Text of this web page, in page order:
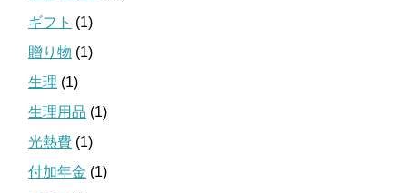
ギフト (1)
贈り物 (1)
生理 (1)
生理用品 (1)
光熱費 (1)
付加年金 (1)